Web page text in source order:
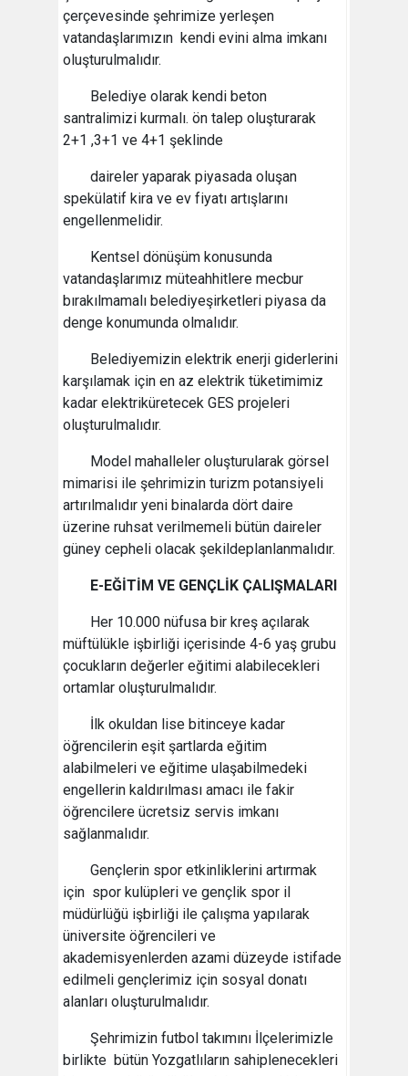
çerçevesinde şehrimize yerleşen
vatandaşlarımızın kendi evini alma imkanı
oluşturulmalıdır.
Belediye olarak kendi beton
santralimizi kurmalı. ön talep oluşturarak
2+1 ,3+1 ve 4+1 şeklinde
daireler yaparak piyasada oluşan
spekülatif kira ve ev fiyatı artışlarını
engellenmelidir.
Kentsel dönüşüm konusunda
vatandaşlarımız müteahhitlere mecbur
bırakılmamalı belediyeşirketleri piyasa da
denge konumunda olmalıdır.
Belediyemizin elektrik enerji giderlerini
karşılamak için en az elektrik tüketimimiz
kadar elektriküretecek GES projeleri
oluşturulmalıdır.
Model mahalleler oluşturularak görsel
mimarisi ile şehrimizin turizm potansiyeli
artırılmalıdır yeni binalarda dört daire
üzerine ruhsat verilmemeli bütün daireler
güney cepheli olacak şekildeplanlanmalıdır.
E-EĞİTİM VE GENÇLİK ÇALIŞMALARI
Her 10.000 nüfusa bir kreş açılarak
müftülükle işbirliği içerisinde 4-6 yaş grubu
çocukların değerler eğitimi alabilecekleri
ortamlar oluşturulmalıdır.
İlk okuldan lise bitinceye kadar
öğrencilerin eşit şartlarda eğitim
alabilmeleri ve eğitime ulaşabilmedeki
engellerin kaldırılması amacı ile fakir
öğrencilere ücretsiz servis imkanı
sağlanmalıdır.
Gençlerin spor etkinliklerini artırmak
için spor kulüpleri ve gençlik spor il
müdürlüğü işbirliği ile çalışma yapılarak
üniversite öğrencileri ve
akademisyenlerden azami düzeyde istifade
edilmeli gençlerimiz için sosyal donatı
alanları oluşturulmalıdır.
Şehrimizin futbol takımını İlçelerimizle
birlikte bütün Yozgatlıların sahiplenecekleri